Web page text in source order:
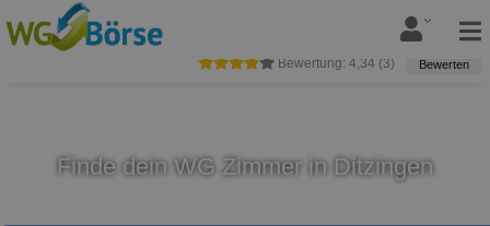
Bewertung: 4,34 (3) Bewerten
Finde dein WG Zimmer in Ditzingen